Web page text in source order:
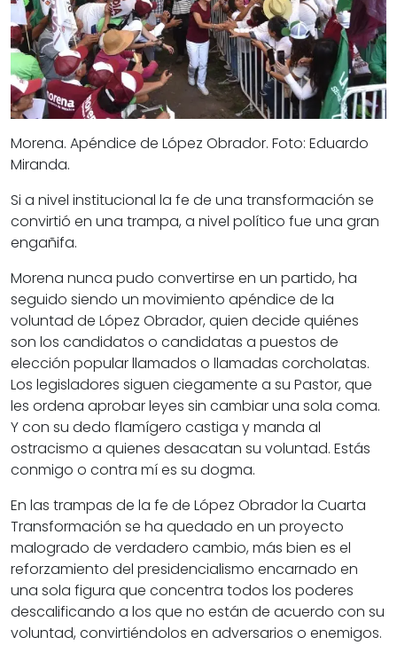
Morena. Apéndice de López Obrador. Foto: Eduardo
Miranda.
Si a nivel institucional la fe de una transformación se
convirtió en una trampa, a nivel político fue una gran
engañifa.
Morena nunca pudo convertirse en un partido, ha
seguido siendo un movimiento apéndice de la
voluntad de López Obrador, quien decide quiénes
son los candidatos o candidatas a puestos de
elección popular llamados o llamadas corcholatas.
Los legisladores siguen ciegamente a su Pastor, que
les ordena aprobar leyes sin cambiar una sola coma.
Y con su dedo flamígero castiga y manda al
ostracismo a quienes desacatan su voluntad. Estás
conmigo o contra mí es su dogma.
En las trampas de la fe de López Obrador la Cuarta
Transformación se ha quedado en un proyecto
malogrado de verdadero cambio, más bien es el
reforzamiento del presidencialismo encarnado en
una sola figura que concentra todos los poderes
descalificando a los que no están de acuerdo con su
voluntad, convirtiéndolos en adversarios o enemigos.